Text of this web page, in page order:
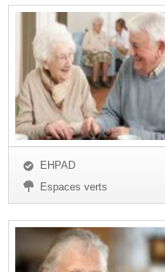
EHPAD
Espaces verts